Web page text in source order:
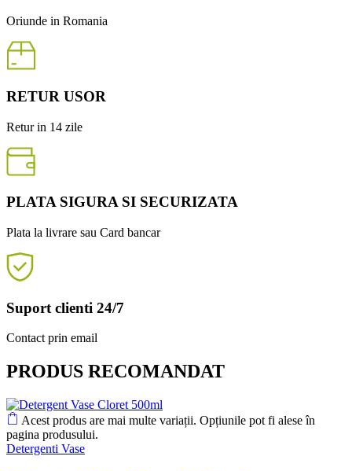
Oriunde in Romania
RETUR USOR
Retur in 14 zile
PLATA SIGURA SI SECURIZATA
Plata la livrare sau Card bancar
Suport clienti 24/7
Contact prin email
PRODUS RECOMANDAT
Acest produs are mai multe variații. Opțiunile pot fi alese în
pagina produsului.
Detergenti Vase